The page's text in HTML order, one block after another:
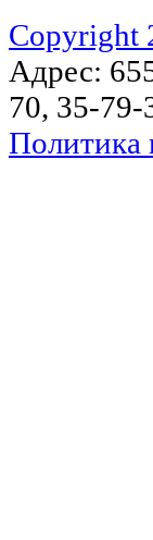
Адрес:
70, 35-
Политика